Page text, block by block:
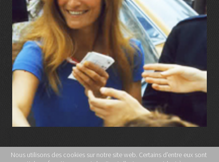
LIRE LA SUITE
Nous utilisons des cookies sur notre site web. Certains d’entre eux sont